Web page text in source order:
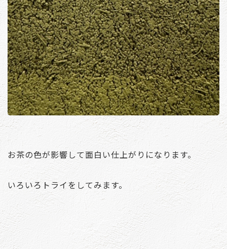
お茶の色が影響して面白い仕上がりになります。
いろいろトライをしてみます。